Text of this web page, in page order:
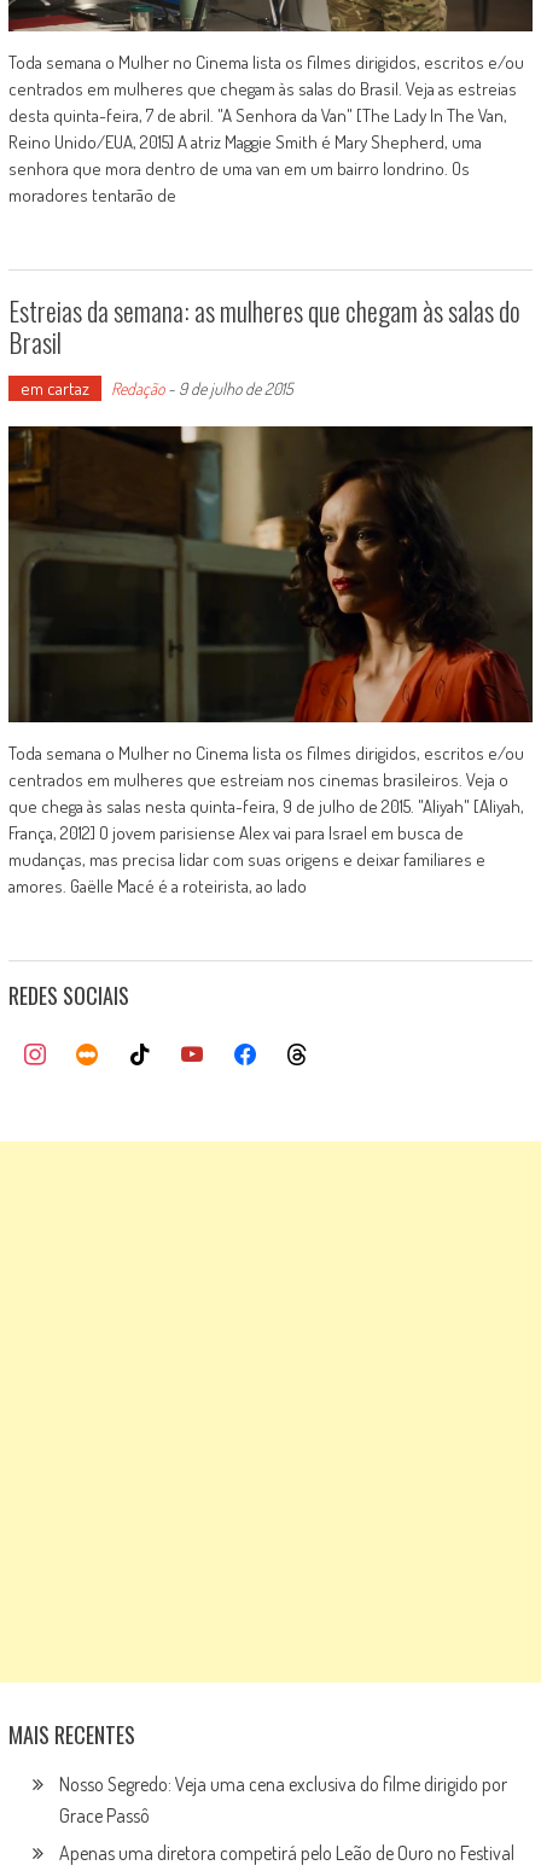
Toda semana o Mulher no Cinema lista os filmes dirigidos, escritos e/ou
centrados em mulheres que chegam às salas do Brasil. Veja as estreias
desta quinta-feira, 7 de abril. "A Senhora da Van" [The Lady In The Van,
Reino Unido/EUA, 2015] A atriz Maggie Smith é Mary Shepherd, uma
senhora que mora dentro de uma van em um bairro londrino. Os
moradores tentarão de
Estreias da semana: as mulheres que chegam às salas do
Brasil
em cartaz Redação- 9 de julho de 2015
Toda semana o Mulher no Cinema lista os filmes dirigidos, escritos e/ou
centrados em mulheres que estreiam nos cinemas brasileiros. Veja o
que chega às salas nesta quinta-feira, 9 de julho de 2015. "Aliyah" [Aliyah,
França, 2012] O jovem parisiense Alex vai para Israel em busca de
mudanças, mas precisa lidar com suas origens e deixar familiares e
amores. Gaëlle Macé é a roteirista, ao lado
REDES SOCIAIS
MAIS RECENTES
Nosso Segredo: Veja uma cena exclusiva do filme dirigido por
Grace Passô
Apenas uma diretora competirá pelo Leão de Ouro no Festival